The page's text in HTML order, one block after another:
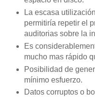
La escasa
permitiría repetir el
auditorias sobre la
Es
mucho mas rápido
Posibilidad de
mínimo esfuerzo.
Datos corruptos o